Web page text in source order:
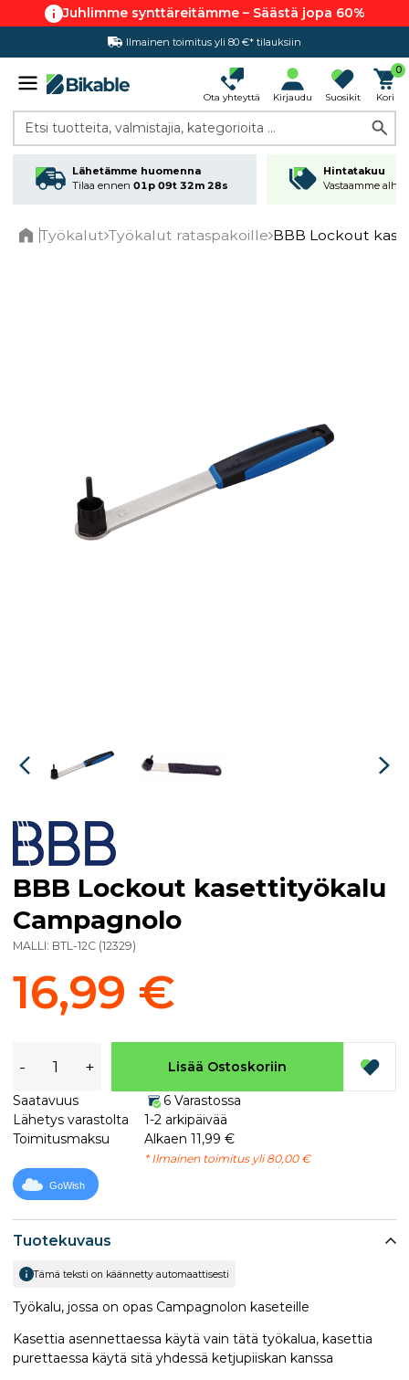
Juhlimme synttäreitämme – Säästä jopa 60%
Ilmainen toimitus yli 80 €* tilauksiin
Hintatakuu
Ota yhteyttä Kirjaudu Suosikit
0
Kori
Etsi tuotteita, valmistajia, kategorioita ...
Lähetämme huomenna
Tilaa ennen 01p 09t 32m 28s
Hintatakuu
Vastaamme
Työkalut Työkalut rataspakoille BBB Lockout
Tuotekuvaus
Tämä teksti on käännetty automaattisesti
Työkalu, jossa on opas Campagnolon kaseteille
Kasettia asennettaessa käytä vain tätä työkalua, kasettia
purettaessa käytä sitä yhdessä ketjupiiskan kanssa
BBB Lockout kasettityökalu
Campagnolo
MALLI: BTL-12C (12329)
16,99 €
- + Lisää Ostoskoriin
Saatavuus
6 Varastossa
Lähetys varastolta
1-2 arkipäivää
Toimitusmaksu
Alkaen 11,99 €
* Ilmainen toimitus yli 80,00 €
GoWish